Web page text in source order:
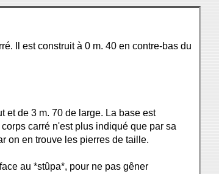
Il est construit à 0 m. 40 en contre-bas du
et de 3 m. 70 de large. La base est
carré n'est plus indiqué que par sa
on en trouve les pierres de taille.
au *stûpa*, pour ne pas gêner